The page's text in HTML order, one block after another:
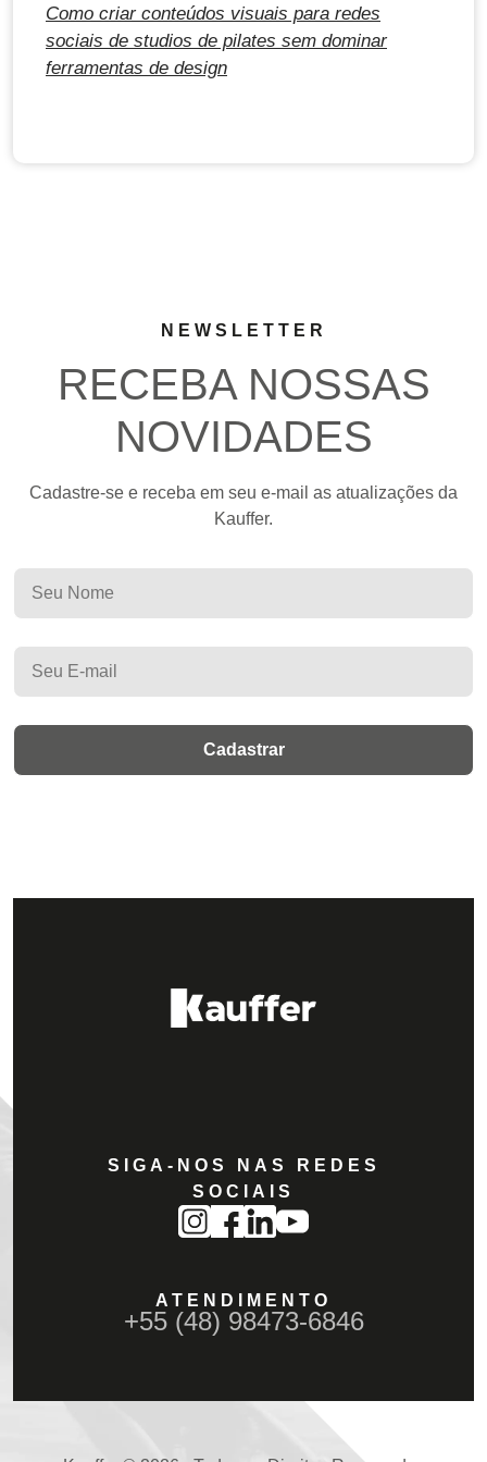
Como criar conteúdos visuais para redes
sociais de studios de pilates sem dominar
ferramentas de design
NEWSLETTER
RECEBA NOSSAS
NOVIDADES
Cadastre-se e receba em seu e-mail as atualizações da
Kauffer.
SIGA-NOS NAS REDES
SOCIAIS
ATENDIMENTO
+55 (48) 98473-6846